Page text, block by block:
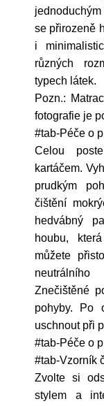
se přirozeně
i
různých
typech látek.
Pozn.:
fotografie je
#tab-Péče o
Celou
kartáčem.
prudkým
čištění
hedvábný
houbu,
můžete
Znečištěné
pohyby. Po
uschnout při
#tab-Péče o
#tab-Vzorník
Zvolte si
stylem a